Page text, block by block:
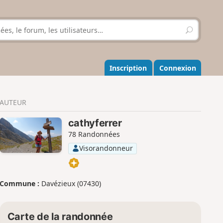
R
e
h
e
r
r
Inscription Connexion
AUTEUR
cathyferrer
78 Randonnées
Visorandonneur
Commune : Davézieux (07430)
Carte de la randonnée